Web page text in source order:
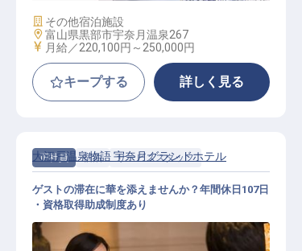
施設業態
その他宿泊施設
勤務地
富山県黒部市宇奈月温泉267
給与
月給／220,100円～ 250,000円
キープする 詳しく見る
正社員 宿泊 サービススタッフ
大江戸温泉物語 宇奈月グランドホテル
ゲストの滞在に華を添えませんか？年間休日107日
・資格取得助成制度あり